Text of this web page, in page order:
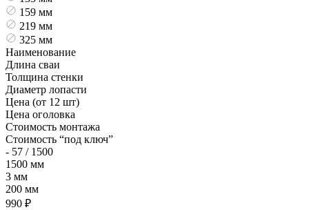
159 мм
219 мм
325 мм
Наименование
Длина сваи
Толщина стенки
Диаметр лопасти
Цена (от 12 шт)
Цена оголовка
Стоимость монтажа
Стоимость “под ключ”
- 57 / 1500
1500 мм
3 мм
200 мм
990 ₽